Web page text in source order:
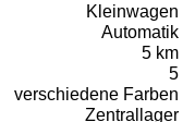
Kleinwagen
Automatik
5 km
5
verschiedene Farben
Zentrallager